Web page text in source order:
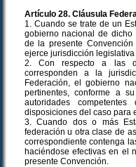
Artículo 28. Cláusula
1. Cuando se trate de un
gobierno nacional de dicho
de la presente
ejerce jurisdicción
2. Con respecto a las
corresponden a la
Federación, el gobierno
pertinentes, conforme a
autoridades
disposiciones del caso para
3. Cuando dos o más
federación u otra clase de
correspondiente contenga
haciéndose efectivas en el
presente Convención.